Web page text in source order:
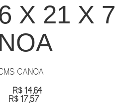
X 21 X 7
CANOA
R$ 14,64
R$ 17,57